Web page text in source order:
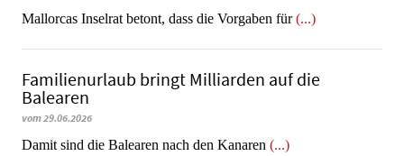
Mallorcas Inselrat betont, dass die Vorgaben für(...)
Familienurlaub bringt Milliarden auf die
Balearen
vom 29.06.2026
​​​​​​​Damit sind die Balearen nach den Kanaren (...)